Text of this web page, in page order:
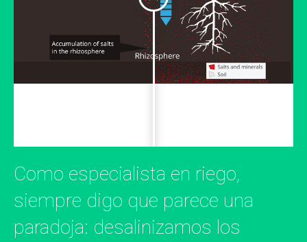
Como especialista en riego,
siempre digo que parece una
paradoja: desalinizamos los